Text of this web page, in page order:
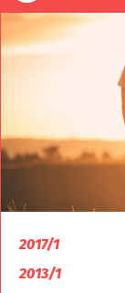
2017/1
2013/1